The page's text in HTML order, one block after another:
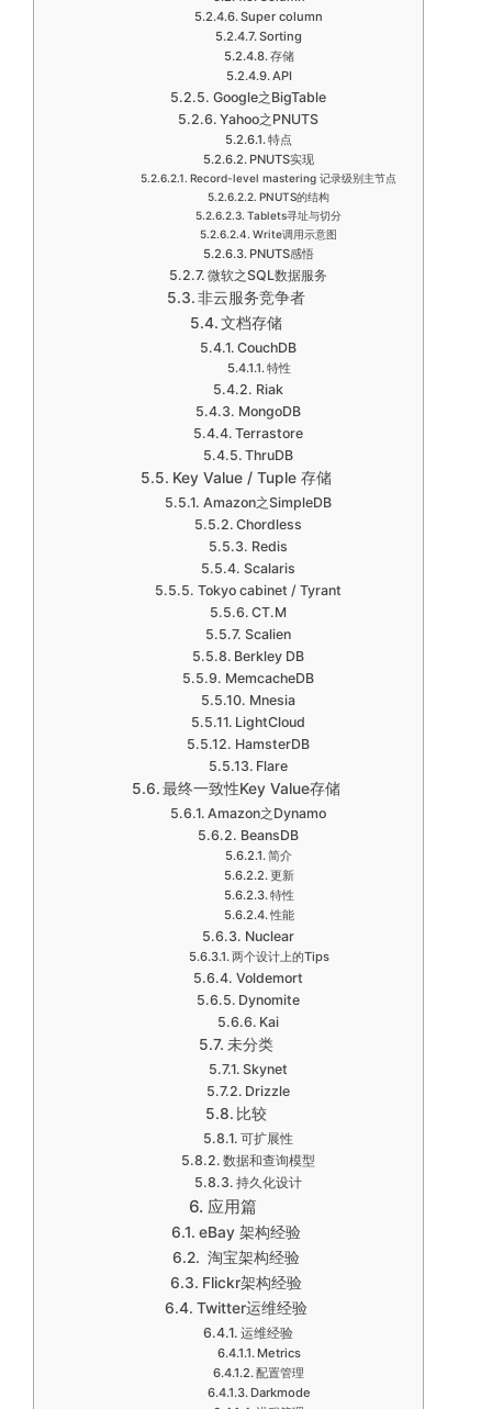
Super column
Sorting
存储
API
Google之BigTable
Yahoo之PNUTS
特点
PNUTS实现
Record-level mastering 记录级别主节点
PNUTS的结构
Tablets寻址与切分
Write调用示意图
PNUTS感悟
微软之SQL数据服务
非云服务竞争者
文档存储
CouchDB
特性
Riak
MongoDB
Terrastore
ThruDB
Key Value / Tuple 存储
Amazon之SimpleDB
Chordless
Redis
Scalaris
Tokyo cabinet / Tyrant
CT.M
Scalien
Berkley DB
MemcacheDB
Mnesia
LightCloud
HamsterDB
Flare
最终一致性Key Value存储
Amazon之Dynamo
BeansDB
简介
更新
特性
性能
Nuclear
两个设计上的Tips
Voldemort
Dynomite
Kai
未分类
Skynet
Drizzle
比较
可扩展性
数据和查询模型
持久化设计
应用篇
eBay 架构经验
淘宝架构经验
Flickr架构经验
Twitter运维经验
运维经验
Metrics
配置管理
Darkmode